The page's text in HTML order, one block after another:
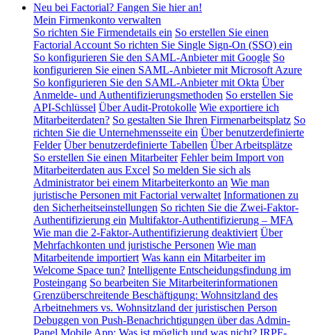
Neu bei Factorial? Fangen Sie hier an!
Mein Firmenkonto verwalten
So richten Sie Firmendetails ein So erstellen Sie einen
Factorial Account So richten Sie Single Sign-On (SSO) ein
So konfigurieren Sie den SAML-Anbieter mit Google So
konfigurieren Sie einen SAML-Anbieter mit Microsoft Azure
So konfigurieren Sie den SAML-Anbieter mit Okta Über
Anmelde- und Authentifizierungsmethoden So erstellen Sie
API-Schlüssel Über Audit-Protokolle Wie exportiere ich
Mitarbeiterdaten? So gestalten Sie Ihren Firmenarbeitsplatz So
richten Sie die Unternehmensseite ein Über benutzerdefinierte
Felder Über benutzerdefinierte Tabellen Über Arbeitsplätze
So erstellen Sie einen Mitarbeiter Fehler beim Import von
Mitarbeiterdaten aus Excel So melden Sie sich als
Administrator bei einem Mitarbeiterkonto an Wie man
juristische Personen mit Factorial verwaltet Informationen zu
den Sicherheitseinstellungen So richten Sie die Zwei-Faktor-
Authentifizierung ein Multifaktor-Authentifizierung – MFA
Wie man die 2-Faktor-Authentifizierung deaktiviert Über
Mehrfachkonten und juristische Personen Wie man
Mitarbeitende importiert Was kann ein Mitarbeiter im
Welcome Space tun? Intelligente Entscheidungsfindung im
Posteingang So bearbeiten Sie Mitarbeiterinformationen
Grenzüberschreitende Beschäftigung: Wohnsitzland des
Arbeitnehmers vs. Wohnsitzland der juristischen Person
Debuggen von Push-Benachrichtigungen über das Admin-
Panel Mobile App: Was ist möglich und was nicht? IRPF-